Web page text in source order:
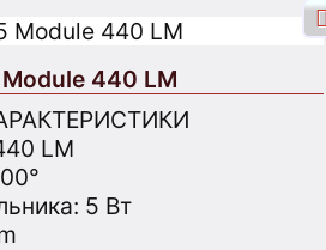
440 LM
LM
5 Вт